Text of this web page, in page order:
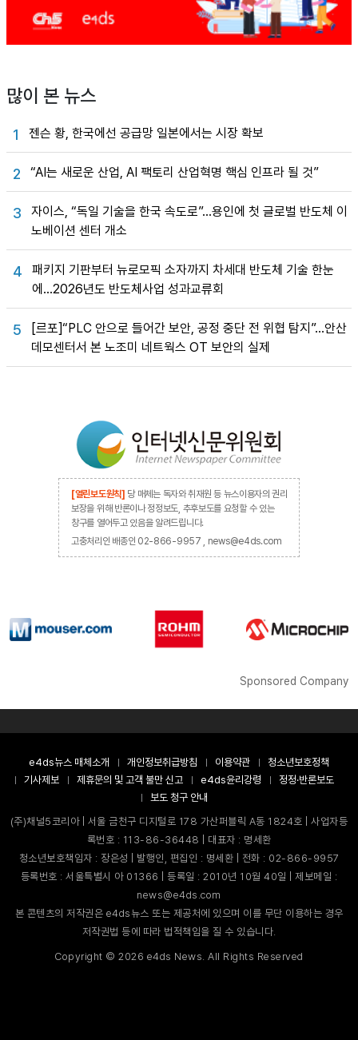
많이 본 뉴스
1 젠슨 황, 한국에선 공급망 일본에서는 시장 확보
2 “AI는 새로운 산업, AI 팩토리 산업혁명 핵심 인프라 될 것”
3
자이스, “독일 기술을 한국 속도로”…용인에 첫 글로벌 반도체 이
노베이션 센터 개소
4
패키지 기판부터 뉴로모픽 소자까지 차세대 반도체 기술 한눈
에…2026년도 반도체사업 성과교류회
5
[르포]“PLC 안으로 들어간 보안, 공정 중단 전 위협 탐지”…안산
데모센터서 본 노조미 네트웍스 OT 보안의 실제
[열린보도원칙] 당 매체는 독자와 취재원 등 뉴스이용자의 권리
보장을 위해 반론이나 정정보도, 추후보도를 요청할 수 있는
창구를 열어두고 있음을 알려드립니다.
고충처리인 배종인 02-866-9957 , news@e4ds.com
Sponsored Company
e4ds뉴스 매체소개 개인정보취급방침 이용약관
청소년보호정책
기사제보
제휴문의 및 고객 불만 신고 e4ds윤리강령
정정·반론보도
보도 청구 안내
(주)채널5코리아 | 서울 금천구 디지털로 178 가산퍼블릭 A동 1824호 | 사업자등
록번호 : 113-86-36448 | 대표자 : 명세환
청소년보호책임자 : 장은성 | 발행인, 편집인 : 명세환 | 전화 : 02-866-9957
등록번호 : 서울특별시 아 01366 | 등록일 : 2010년 10월 40일 | 제보메일 :
news@e4ds.com
본 콘텐츠의 저작권은 e4ds뉴스 또는 제공처에 있으며 이를 무단 이용하는 경우
저작권법 등에 따라 법적책임을 질 수 있습니다.
Copyright ©2026 e4ds News. All Rights Reserved